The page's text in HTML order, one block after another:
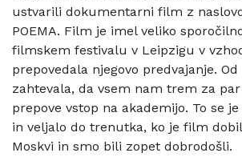
ustvarili dokumentarni film z
POEMA. Film je imel veliko
filmskem festivalu v Leipzigu v
prepovedala njegovo predvajanje. Od
zahtevala, da vsem nam trem za
prepove vstop na akademijo. To se
in veljalo do trenutka, ko je film
Moskvi in smo bili zopet dobrodošli.